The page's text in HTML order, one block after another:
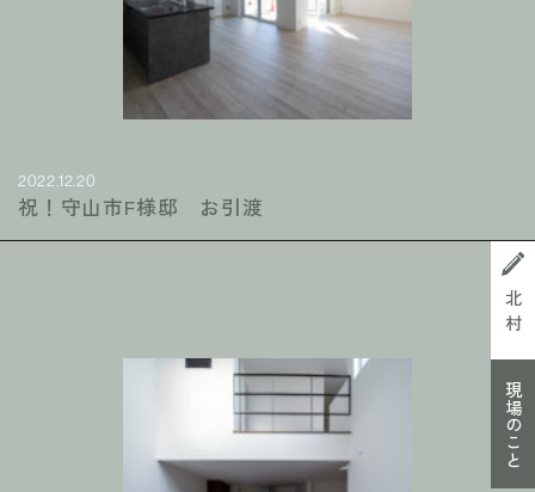
2022.12.20
祝！守山市F様邸 お引渡
北村
現場のこと